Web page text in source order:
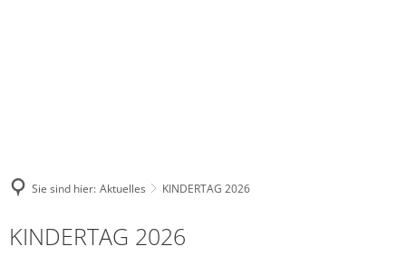
FriedhofEvangelische Gemeindebücherei
Waldschwimmbad
Sie sind hier: Aktuelles KINDERTAG 2026
KINDERTAG 2026